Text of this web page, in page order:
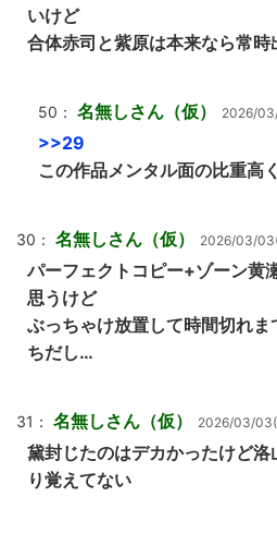
いけど
合体赤司と紫原は本来なら常
50： 名無しさん（仮） 2026/
>>29
この作品メンタル面の比重高
30： 名無しさん（仮） 2026/03/
パーフェクトコピー+ゾーン黄
思うけど
ぶっちゃけ放置して時間切れ
ちだし…
31： 名無しさん（仮） 2026/03/
黛封じたのはデカかったけど洛
り覚えてない